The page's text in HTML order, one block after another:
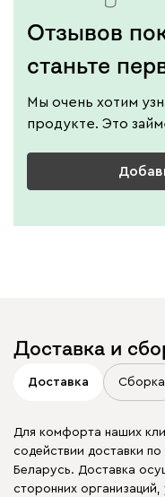
Отзывов
станьте
Мы очень хотим
продукте. Это
Доставка и
Доставка Сборка
Для комфорта наших
содействии доставки
Беларусь. Доставка
сторонних